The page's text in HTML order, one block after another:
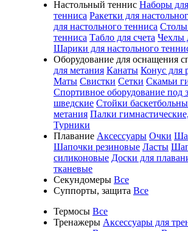
Настольный теннис Наборы
тенниса Ракетки для
для настольного тенниса Столы
тенниса Табло для счета Чехлы
Шарики для настольного
Оборудование для оснащения
для метания Канаты Конус для
Маты Свистки Сетки Скамьи
Спортивное оборудование под
шведские Стойки
метания Палки
Турники
Плавание Аксессуары Очки
Шапочки резиновые Ласты
силиконовые Доски для
тканевые
Секундомеры Все
Суппорты, защита Все
Термосы Все
Тренажеры Аксессуары для